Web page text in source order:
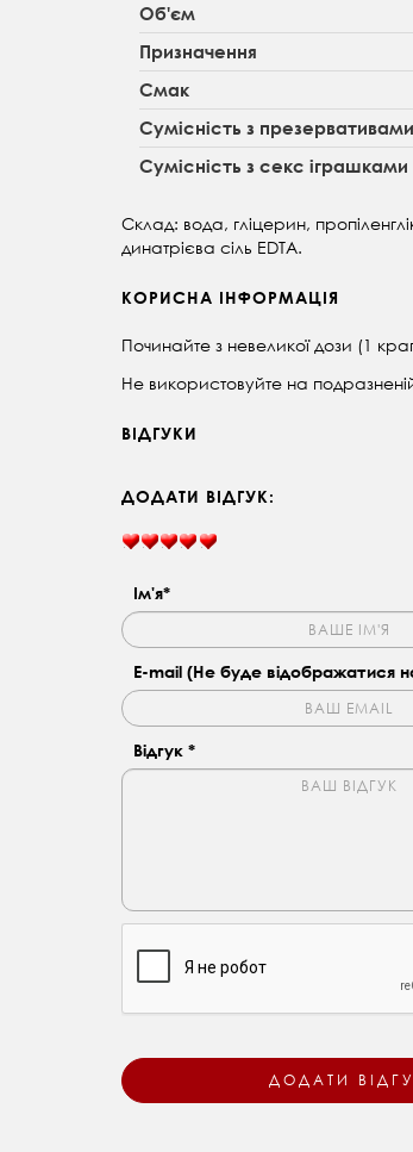
Об'єм
Призначення
Смак
Сумісність з презервативами
Сумісність з секс іграшками
Склад: вода, гліцерин,
динатрієва сіль EDTA.
КОРИСНА ІНФОРМАЦІЯ
Починайте з невеликої дози (1
Не використовуйте на
ВІДГУКИ
ДОДАТИ ВІДГУК:
Ім'я*
E-mail (Не буде відображатися
Відгук *